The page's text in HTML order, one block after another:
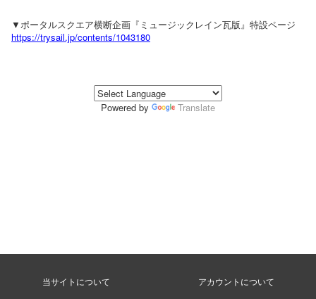
▼ポータルスクエア横断企画『ミュージックレイン瓦版』特設ページ
https://trysail.jp/contents/1043180
Powered by Translate
当サイトについて アカウントについて